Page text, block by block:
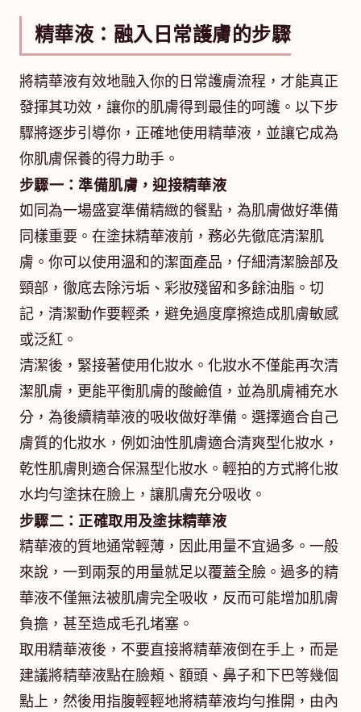
精華液：融入日常護膚的步驟
將精華液有效地融入你的日常護膚流程，才能真正
發揮其功效，讓你的肌膚得到最佳的呵護。以下步
驟將逐步引導你，正確地使用精華液，並讓它成為
你肌膚保養的得力助手。
步驟一：準備肌膚，迎接精華液
如同為一場盛宴準備精緻的餐點，為肌膚做好準備
同樣重要。在塗抹精華液前，務必先徹底清潔肌
膚。你可以使用溫和的潔面產品，仔細清潔臉部及
頸部，徹底去除污垢、彩妝殘留和多餘油脂。切
記，清潔動作要輕柔，避免過度摩擦造成肌膚敏感
或泛紅。
清潔後，緊接著使用化妝水。化妝水不僅能再次清
潔肌膚，更能平衡肌膚的酸鹼值，並為肌膚補充水
分，為後續精華液的吸收做好準備。選擇適合自己
膚質的化妝水，例如油性肌膚適合清爽型化妝水，
乾性肌膚則適合保濕型化妝水。輕拍的方式將化妝
水均勻塗抹在臉上，讓肌膚充分吸收。
步驟二：正確取用及塗抹精華液
精華液的質地通常輕薄，因此用量不宜過多。一般
來說，一到兩泵的用量就足以覆蓋全臉。過多的精
華液不僅無法被肌膚完全吸收，反而可能增加肌膚
負擔，甚至造成毛孔堵塞。
取用精華液後，不要直接將精華液倒在手上，而是
建議將精華液點在臉頰、額頭、鼻子和下巴等幾個
點上，然後用指腹輕輕地將精華液均勻推開，由內